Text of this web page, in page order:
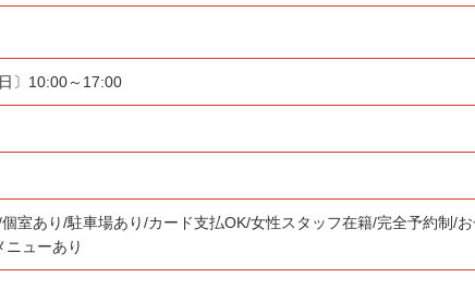
〕10:00～17:00
室あり/駐車場あり/カード支払OK/女性スタッフ在籍/完全予約制/
ニューあり